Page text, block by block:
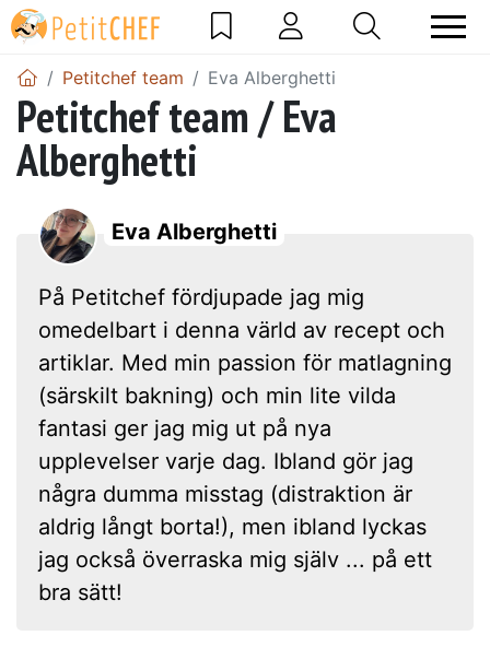
Petitchef team Eva Alberghetti
Petitchef team / Eva
Alberghetti
Eva Alberghetti
På Petitchef fördjupade jag mig
omedelbart i denna värld av recept och
artiklar. Med min passion för matlagning
(särskilt bakning) och min lite vilda
fantasi ger jag mig ut på nya
upplevelser varje dag. Ibland gör jag
några dumma misstag (distraktion är
aldrig långt borta!), men ibland lyckas
jag också överraska mig själv ... på ett
bra sätt!